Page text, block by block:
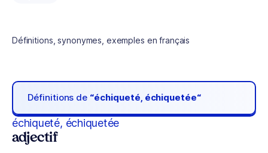
Définitions, synonymes, exemples en français
Définitions de “échiqueté, échiquetée“
échiqueté, échiquetée
adjectif